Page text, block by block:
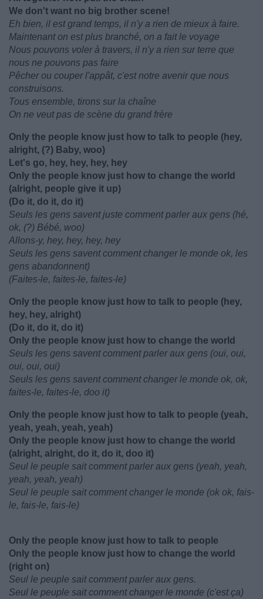
We don't want no big brother scene!
Eh bien, il est grand temps, il n'y a rien de mieux à faire.
Maintenant on est plus branché, on a fait le voyage
Nous pouvons voler à travers, il n'y a rien sur terre que
nous ne pouvons pas faire
Pêcher ou couper l'appât, c'est notre avenir que nous
construisons.
Tous ensemble, tirons sur la chaîne
On ne veut pas de scène du grand frère
Only the people know just how to talk to people (hey,
alright, (?) Baby, woo)
Let's go, hey, hey, hey, hey
Only the people know just how to change the world
(alright, people give it up)
(Do it, do it, do it)
Seuls les gens savent juste comment parler aux gens (hé,
ok, (?) Bébé, woo)
Allons-y, hey, hey, hey, hey
Seuls les gens savent comment changer le monde ok, les
gens abandonnent)
(Faites-le, faites-le, faites-le)
Only the people know just how to talk to people (hey,
hey, hey, alright)
(Do it, do it, do it)
Only the people know just how to change the world
Seuls les gens savent comment parler aux gens (oui, oui,
oui, oui, oui)
Seuls les gens savent comment changer le monde ok, ok,
faites-le, faites-le, doo it)
Only the people know just how to talk to people (yeah,
yeah, yeah, yeah, yeah)
Only the people know just how to change the world
(alright, alright, do it, do it, doo it)
Seul le peuple sait comment parler aux gens (yeah, yeah,
yeah, yeah, yeah)
Seul le peuple sait comment changer le monde (ok ok, fais-
le, fais-le, fais-le)
Only the people know just how to talk to people
Only the people know just how to change the world
(right on)
Seul le peuple sait comment parler aux gens.
Seul le peuple sait comment changer le monde (c'est ça)